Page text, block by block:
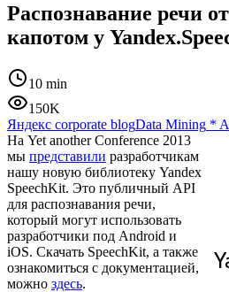
Распознавание речи
капотом у
10 min
150K
Яндекс corporate blogData Mining *
На Yet another Conference 2013
мы представили разработчикам
нашу новую библиотеку Yandex
SpeechKit. Это публичный API
для распознавания речи,
который могут использовать
разработчики под Android и
iOS. Скачать SpeechKit, а также
ознакомиться с документацией,
можно здесь.